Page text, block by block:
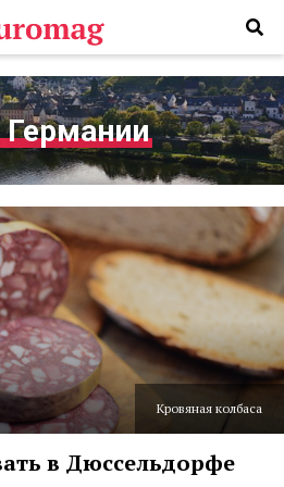
Германии
Кровяная колбаса
в Дюссельдорфе